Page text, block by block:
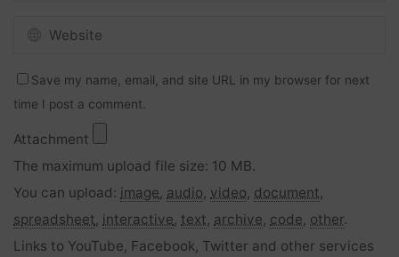
Save my name, email, and site URL in my browser for next
time I post a comment.
Attachment
The maximum upload file size: 10 MB.
You can upload: image, audio, video, document,
spreadsheet, interactive, text, archive, code, other.
Links to YouTube, Facebook, Twitter and other services